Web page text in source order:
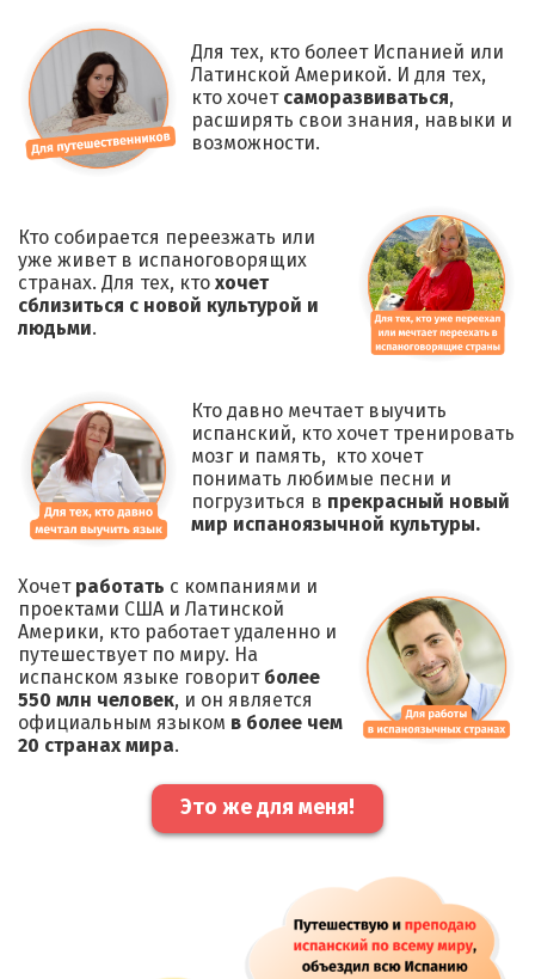
⁠⁠Для тех, кто болеет Испанией или
Латинской Америкой. И для тех,
кто хочет саморазвиваться,
расширять свои знания, навыки и
возможности.
Кто собирается переезжать или
уже живет в испаноговорящих
странах. Для тех, кто хочет
сблизиться с новой культурой и
людьми.
Кто давно мечтает выучить
испанский, кто хочет тренировать
мозг и память, кто хочет
понимать любимые песни и
погрузиться в прекрасный новый
мир испаноязычной культуры.
Хочет работать с компаниями и
проектами США и Латинской
Америки, кто работает удаленно и
путешествует по миру. На
испанском языке говорит более
550 млн человек, и он является
официальным языком в более чем
20 странах мира.
Это же для меня!